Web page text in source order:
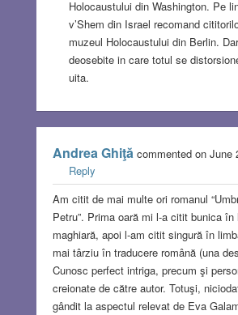
Holocaustului din Washington. Pe
v’Shem din Israel recomand
muzeul Holocaustului din Berlin.
deosebite in care totul se
uita.
Andrea Ghiţăcommented on June
Reply
Am citit de mai multe ori romanul
Petru”. Prima oară mi l-a citit bunica în
maghiară, apoi l-am citit singură în
mai târziu în traducere română (una
Cunosc perfect intriga, precum şi
creionate de către autor. Totuşi,
gândit la aspectul relevat de Eva